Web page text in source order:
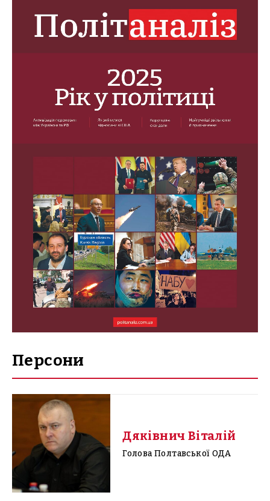
Персони
Дяківнич Віталій
Голова Полтавської ОДА